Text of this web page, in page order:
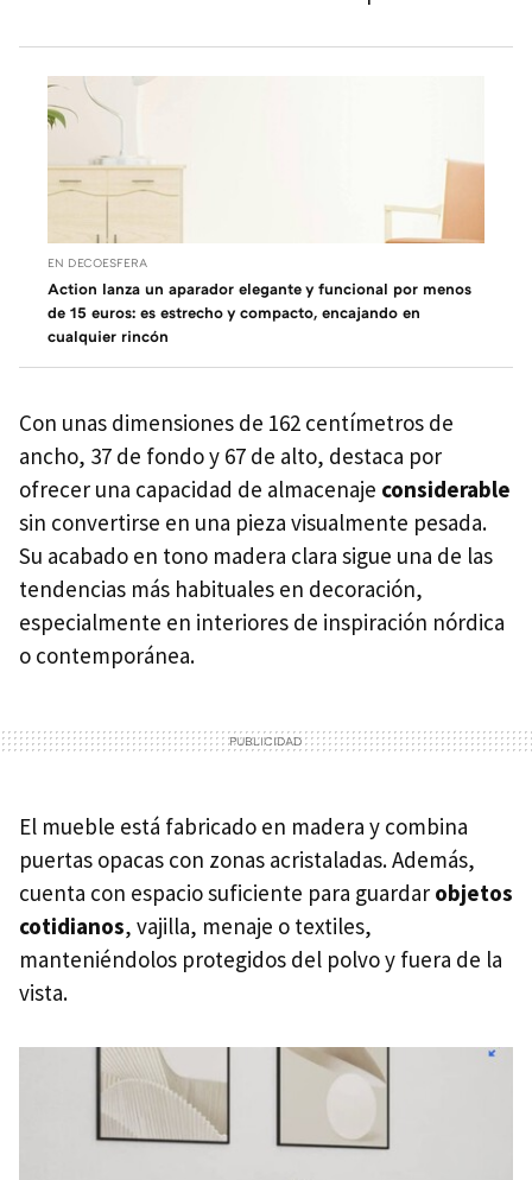
EN DECOESFERA
Action lanza un aparador elegante y funcional por menos
de 15 euros: es estrecho y compacto, encajando en
cualquier rincón
Con unas dimensiones de 162 centímetros de
ancho, 37 de fondo y 67 de alto, destaca por
ofrecer una capacidad de almacenaje considerable
sin convertirse en una pieza visualmente pesada.
Su acabado en tono madera clara sigue una de las
tendencias más habituales en decoración,
especialmente en interiores de inspiración nórdica
o contemporánea.
El mueble está fabricado en madera y combina
puertas opacas con zonas acristaladas. Además,
cuenta con espacio suficiente para guardar objetos
cotidianos, vajilla, menaje o textiles,
manteniéndolos protegidos del polvo y fuera de la
vista.